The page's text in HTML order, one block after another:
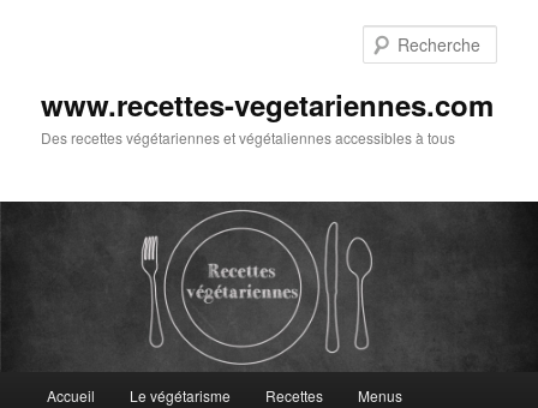
www.recettes-vegetariennes.com
Des recettes végétariennes et végétaliennes accessibles à tous
Accueil Le végétarisme Recettes Menus